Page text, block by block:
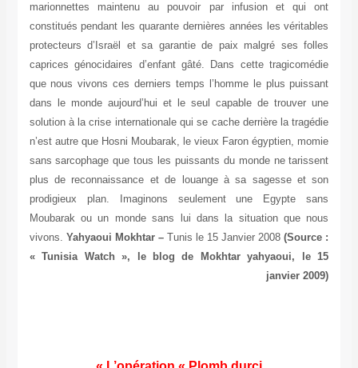
marionnettes maintenu au pouvoir par infusion et qui ont
constitués pendant les quarante dernières années les véritables
protecteurs d’Israël et sa garantie de paix malgré ses folles
caprices génocidaires d’enfant gâté. Dans cette tragicomédie
que nous vivons ces derniers temps l’homme le plus puissant
dans le monde aujourd’hui et le seul capable de trouver une
solution à la crise internationale qui se cache derrière la tragédie
n’est autre que Hosni Moubarak, le vieux Faron égyptien, momie
sans sarcophage que tous les puissants du monde ne tarissent
plus de reconnaissance et de louange à sa sagesse et son
prodigieux plan. Imaginons seulement une Egypte sans
Moubarak ou un monde sans lui dans la situation que nous
vivons. Yahyaoui Mokhtar –Tunis le 15 Janvier 2008(Source :
« Tunisia Watch », le blog de Mokhtar yahyaoui, le 15
janvier 2009)